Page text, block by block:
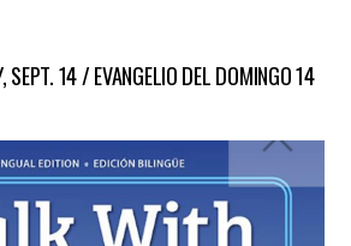
SEPT. 14 / EVANGELIO DEL DOMINGO 14